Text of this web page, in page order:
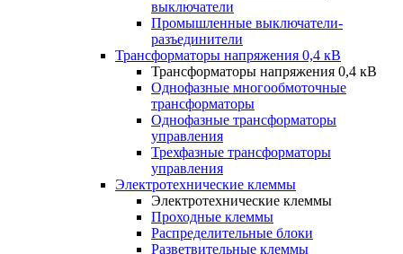
выключатели
Промышленные выключатели-
разъединители
Трансформаторы напряжения 0,4 кВ
Трансформаторы напряжения 0,4 кВ
Однофазные многообмоточные
трансформаторы
Однофазные трансформаторы
управления
Трехфазные трансформаторы
управления
Электротехнические клеммы
Электротехнические клеммы
Проходные клеммы
Распределительные блоки
Разветвительные клеммы